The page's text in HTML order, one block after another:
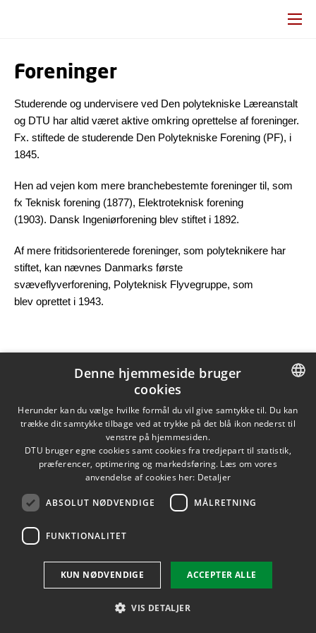
Foreninger
Studerende og undervisere ved Den polytekniske Læreanstalt
og DTU har altid været aktive omkring oprettelse af foreninger.
Fx. stiftede de studerende Den Polytekniske Forening (PF), i
1845.
Hen ad vejen kom mere branchebestemte foreninger til, som
fx Teknisk forening (1877), Elektroteknisk forening
(1903). Dansk Ingeniørforening blev stiftet i 1892.
Af mere fritidsorienterede foreninger, som polyteknikere har
stiftet, kan nævnes Danmarks første
svæveflyverforening, Polyteknisk Flyvegruppe, som
blev oprettet i 1943.
Opdateret af Annette Buhl Sørensen den 20. januar 2021
DANISH
ENGLISH
Denne hjemmeside bruger
cookies
Herunder kan du vælge hvilke formål du vil give samtykke til. Du kan
trække dit samtykke tilbage ved at trykke på det blå ikon nederst til
venstre på hjemmesiden.
DTU bruger egne cookies samt cookies fra tredjepart til statistik,
præferencer, optimering og markedsføring. Læs om vores
anvendelse af cookies her: Detaljer
ABSOLUT NØDVENDIGE MÅLRETNING
FUNKTIONALITET
ACCEPTER ALLE
KUN NØDVENDIGE
VIS DETALJER